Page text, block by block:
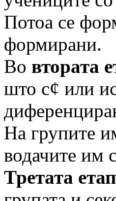
Потоа се
формирани.
Во втората
што с¢ или
На групите
водачите им
Третата